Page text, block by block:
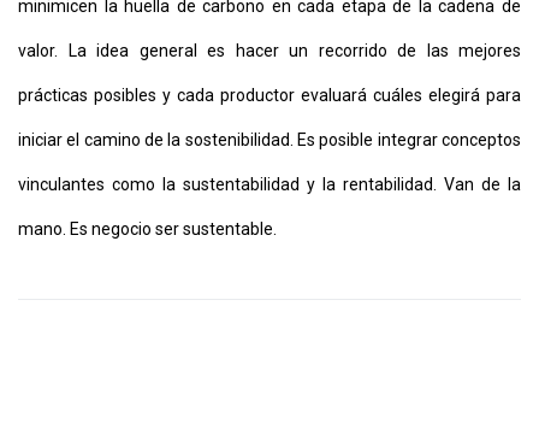
minimicen la huella de carbono en cada etapa de la cadena de
valor. La idea general es hacer un recorrido de las mejores
prácticas posibles y cada productor evaluará cuáles elegirá para
iniciar el camino de la sostenibilidad. Es posible integrar conceptos
vinculantes como la sustentabilidad y la rentabilidad. Van de la
mano. Es negocio ser sustentable.